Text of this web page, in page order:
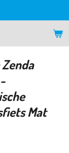
Zenda
Mat